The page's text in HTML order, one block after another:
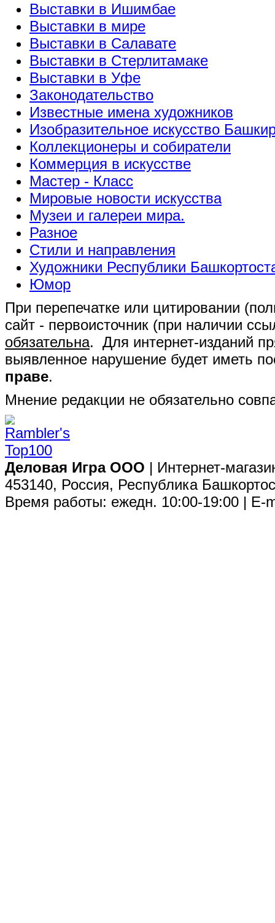
Выставки в Ишимбае
Выставки в мире
Выставки в Салавате
Выставки в Стерлитамаке
Выставки в Уфе
Законодательство
Известные имена художников
Изобразительное искусство
Коллекционеры и собиратели
Коммерция в искусстве
Мастер - Класс
Мировые новости искусства
Музеи и галереи мира.
Разное
Стили и направления
Художники Республики
Юмор
При перепечатке или цитировании
сайт - первоисточник (при наличии
обязательна. Для интернет-изданий
выявленное нарушение будет иметь
праве.
Мнение редакции не обязательно
Деловая Игра ООО | Интернет-
453140, Россия, Республика
Время работы: ежедн. 10:00-19:00 | E-